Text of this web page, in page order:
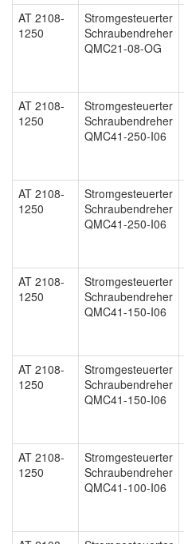
AT 2108-
1250
Stromgesteuerter
Schraubendreher
QMC21-08-OG
AT 2108-
1250
Stromgesteuerter
Schraubendreher
QMC41-250-I06
AT 2108-
1250
Stromgesteuerter
Schraubendreher
QMC41-250-I06
AT 2108-
1250
Stromgesteuerter
Schraubendreher
QMC41-150-I06
AT 2108-
1250
Stromgesteuerter
Schraubendreher
QMC41-150-I06
AT 2108-
1250
Stromgesteuerter
Schraubendreher
QMC41-100-I06